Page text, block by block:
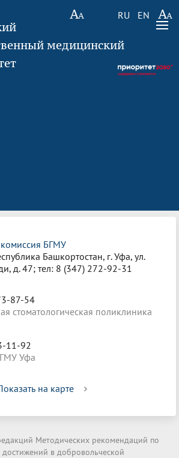
RU EN
медицинский
БГМУ
Башкортостан, г. Уфа, ул.
д. 47; тел: 8 (347) 272-92-31
87-54
стоматологическая поликлиника
11-92
Уфа
на карте
Методических рекомендаций по
в добровольческой